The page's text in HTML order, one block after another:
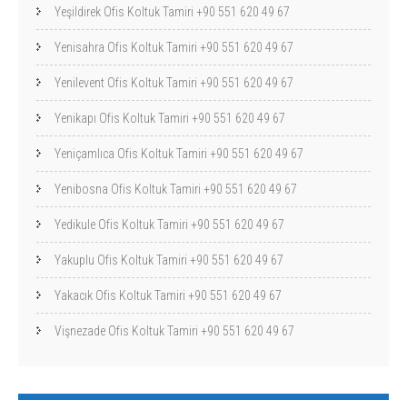
Yeşildirek Ofis Koltuk Tamiri +90 551 620 49 67
Yenisahra Ofis Koltuk Tamiri +90 551 620 49 67
Yenilevent Ofis Koltuk Tamiri +90 551 620 49 67
Yenikapı Ofis Koltuk Tamiri +90 551 620 49 67
Yeniçamlıca Ofis Koltuk Tamiri +90 551 620 49 67
Yenibosna Ofis Koltuk Tamiri +90 551 620 49 67
Yedikule Ofis Koltuk Tamiri +90 551 620 49 67
Yakuplu Ofis Koltuk Tamiri +90 551 620 49 67
Yakacık Ofis Koltuk Tamiri +90 551 620 49 67
Vişnezade Ofis Koltuk Tamiri +90 551 620 49 67